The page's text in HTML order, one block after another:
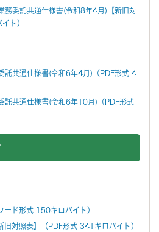
務委託共通仕様書(令和8年4月)【新旧対
ト）
託共通仕様書(令和6年4月)（PDF形式 4
託共通仕様書(令和6年10月)（PDF形式
ド形式 150キロバイト）
対照表】（PDF形式 341キロバイト）